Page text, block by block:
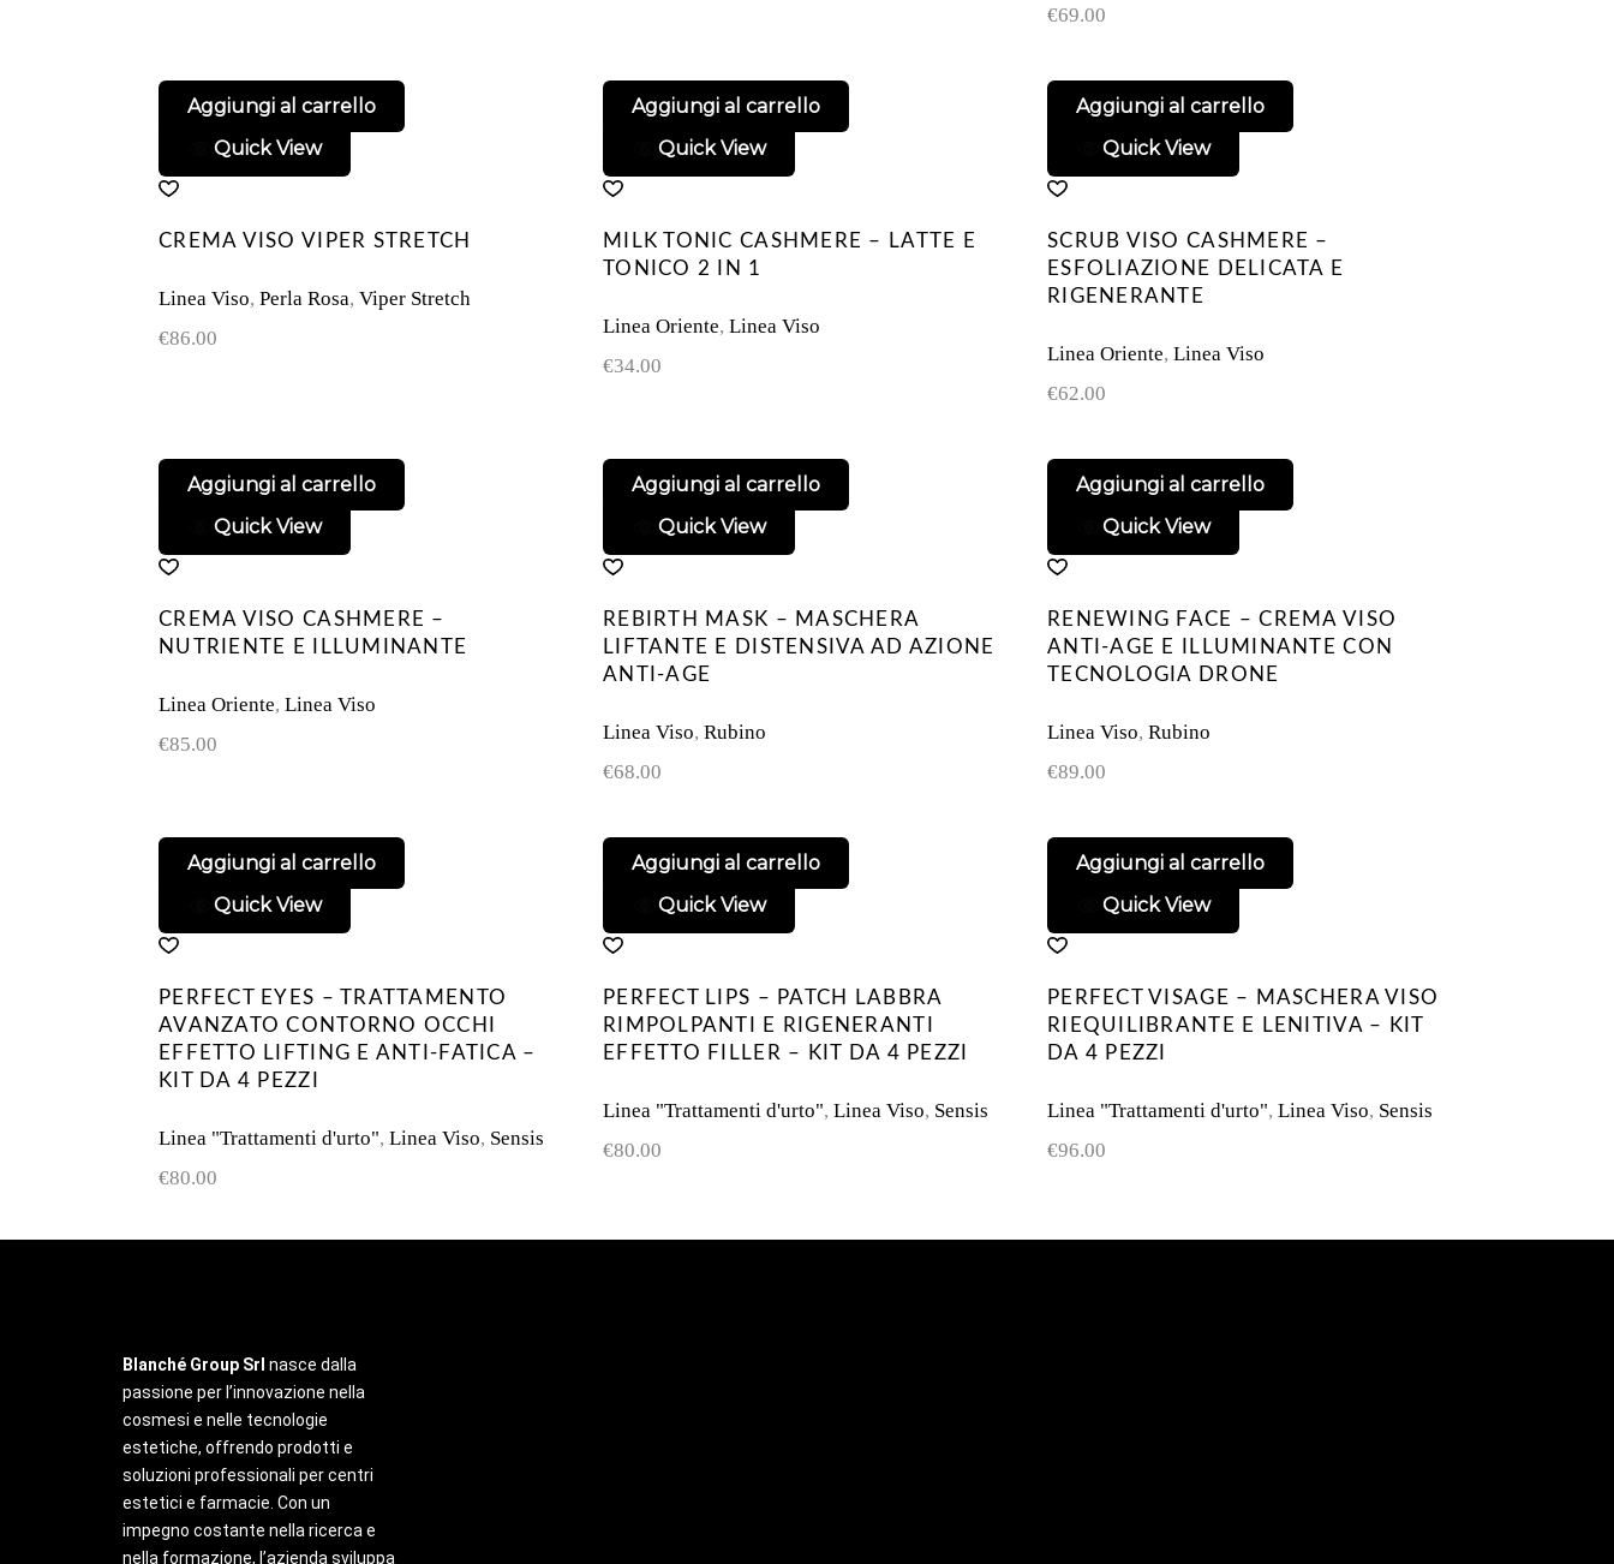
€69.00
Aggiungi al carrello
Quick View
CREMA VISO VIPER STRETCH
Linea Viso, Perla Rosa, Viper Stretch
€86.00
Aggiungi al carrello
Quick View
MILK TONIC CASHMERE – LATTE E
TONICO 2 IN 1
Linea Oriente, Linea Viso
€34.00
Aggiungi al carrello
Quick View
SCRUB VISO CASHMERE –
ESFOLIAZIONE DELICATA E
RIGENERANTE
Linea Oriente, Linea Viso
€62.00
Aggiungi al carrello
Quick View
CREMA VISO CASHMERE –
NUTRIENTE E ILLUMINANTE
Linea Oriente, Linea Viso
€85.00
Aggiungi al carrello
Quick View
REBIRTH MASK – MASCHERA
LIFTANTE E DISTENSIVA AD AZIONE
ANTI-AGE
Linea Viso, Rubino
€68.00
Aggiungi al carrello
Quick View
RENEWING FACE – CREMA VISO
ANTI-AGE E ILLUMINANTE CON
TECNOLOGIA DRONE
Linea Viso, Rubino
€89.00
Aggiungi al carrello
Quick View
PERFECT EYES – TRATTAMENTO
AVANZATO CONTORNO OCCHI
EFFETTO LIFTING E ANTI-FATICA –
KIT DA 4 PEZZI
Linea "Trattamenti d'urto", Linea Viso, Sensis
€80.00
Aggiungi al carrello
Quick View
PERFECT LIPS – PATCH LABBRA
RIMPOLPANTI E RIGENERANTI
EFFETTO FILLER – KIT DA 4 PEZZI
Linea "Trattamenti d'urto", Linea Viso, Sensis
€80.00
Aggiungi al carrello
Quick View
PERFECT VISAGE – MASCHERA VISO
RIEQUILIBRANTE E LENITIVA – KIT
DA 4 PEZZI
Linea "Trattamenti d'urto", Linea Viso, Sensis
€96.00
Blanché Group Srl nasce dalla
passione per l’innovazione nella
cosmesi e nelle tecnologie
estetiche, offrendo prodotti e
soluzioni professionali per centri
estetici e farmacie. Con un
impegno costante nella ricerca e
nella formazione, l’azienda sviluppa